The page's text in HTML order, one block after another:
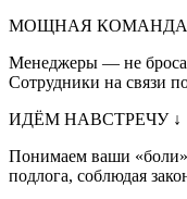
МОЩНАЯ КОМАНДА
Менеджеры — не
Сотрудники на связи
ИДЁМ НАВСТРЕЧУ ↓
Понимаем ваши
подлога, соблюдая